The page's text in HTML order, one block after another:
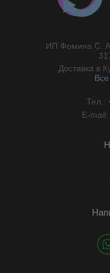
ИП Фомина С.
Доставка в
Все
Тел.:
E-mail: